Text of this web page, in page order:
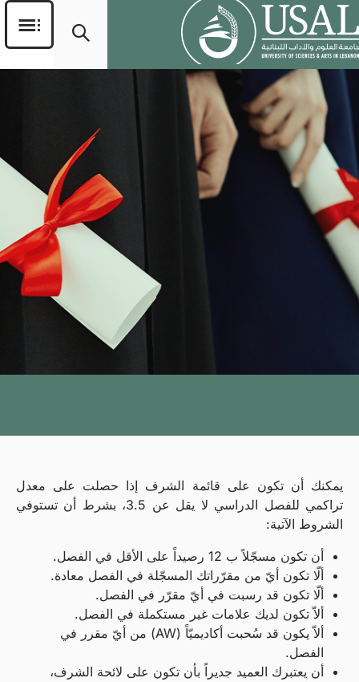
يمكنك أن تكون على قائمة الشرف إذا حصلت على معدل
تراكمي للفصل الدراسي لا يقل عن 3.5، بشرط أن تستوفي
الشروط الآتية:
أن تكون مسجّلاً ب 12 رصيداً على الأقل في الفصل.
ألّا تكون أيّ من مقرّراتك المسجّلة في الفصل معادة.
ألّا تكون قد رسبت في أيّ مقرّر في الفصل.
ألاّ تكون لديك علامات غير مستكملة في الفصل.
ألاّ يكون قد سُحبت أكاديميّاً (AW) من أيّ مقرر في
الفصل.
أن يعتبرك العميد جديراً بأن تكون على لائحة الشرف،